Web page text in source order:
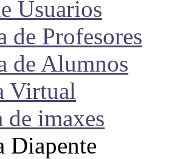
Usuarios
de Profesores
de Alumnos
Virtual
de imaxes
Diapente